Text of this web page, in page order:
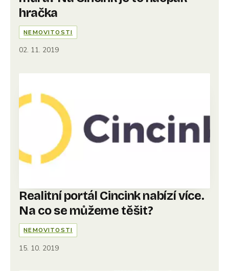
hračka
NEMOVITOSTI
02. 11. 2019
Realitní portál Cincink nabízí více.
Na co se můžeme těšit?
NEMOVITOSTI
15. 10. 2019